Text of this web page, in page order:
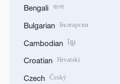
Bengali বাংলা
Bulgarian Български
Cambodian ខ្មែរ
Croatian Hrvatski
Czech Český